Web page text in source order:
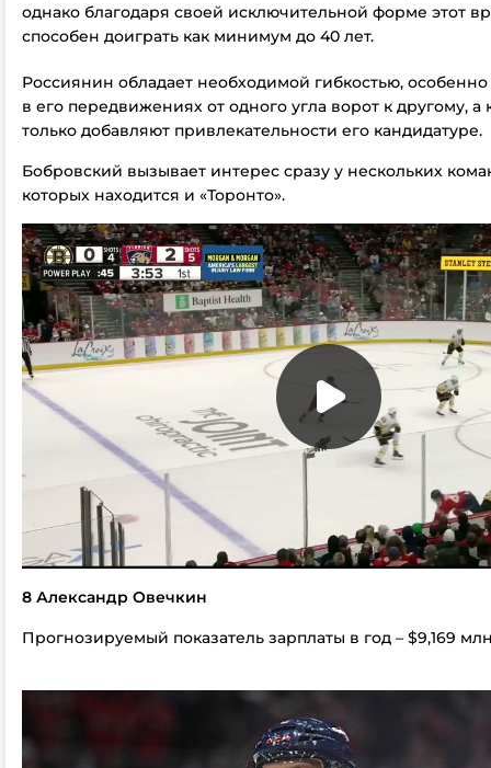
однако благодаря своей исключительной форме этот
способен доиграть как минимум до 40 лет.
Россиянин обладает необходимой гибкостью,
в его передвижениях от одного угла ворот к другому, а
только добавляют привлекательности его кандидатуре.
Бобровский вызывает интерес сразу у нескольких
которых находится и «Торонто».
8 Александр Овечкин
Прогнозируемый показатель зарплаты в год – $9,169